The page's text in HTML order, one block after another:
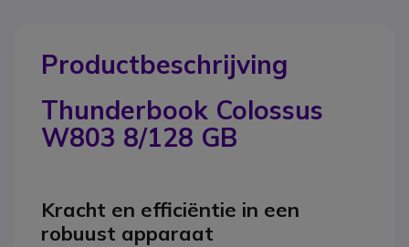
Productbeschrijving
Thunderbook Colossus
W803 8/128 GB
Kracht en efficiëntie in een
robuust apparaat